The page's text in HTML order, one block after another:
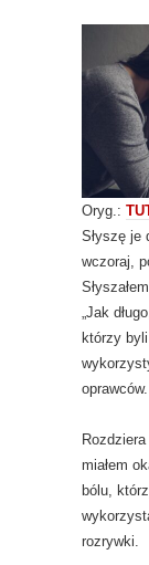
Oryg.:
Słyszę je
wczoraj,
„Jak
którzy
oprawców.
miałem
bólu,
rozrywki.